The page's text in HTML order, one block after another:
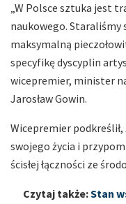
„W Polsce sztuka jest
naukowego. Staraliśmy
maksymalną
specyfikę dyscyplin
wicepremier, minister
Jarosław Gowin.
Wicepremier
swojego życia i
ścisłej łączności ze
Czytaj także:Stan